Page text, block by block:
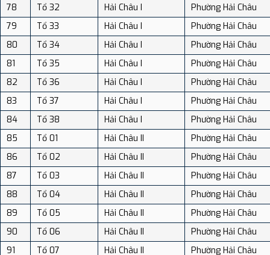
78
Tổ 32 Hải Châu I
Phường Hải Châu
79
Tổ 33 Hải Châu I
Phường Hải Châu
80
Tổ 34 Hải Châu I
Phường Hải Châu
81
Tổ 35 Hải Châu I
Phường Hải Châu
82
Tổ 36 Hải Châu I
Phường Hải Châu
83
Tổ 37 Hải Châu I
Phường Hải Châu
84
Tổ 38 Hải Châu I
Phường Hải Châu
85
Tổ 01 Hải Châu II
Phường Hải Châu
86
Tổ 02 Hải Châu II
Phường Hải Châu
87
Tổ 03 Hải Châu II
Phường Hải Châu
88
Tổ 04 Hải Châu II
Phường Hải Châu
89
Tổ 05 Hải Châu II
Phường Hải Châu
90
Tổ 06 Hải Châu II
Phường Hải Châu
91
Tổ 07 Hải Châu II
Phường Hải Châu